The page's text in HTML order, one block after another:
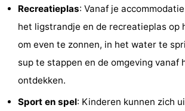
Paardrijden
-
Surfen
Eten
Recreatieplas: Vanaf je
het ligstrandje en de recreatieplas op
om even te zonnen, in het water te
sup te stappen en de omgeving vanaf
ontdekken.
Sport en spel: Kinderen kunnen zich